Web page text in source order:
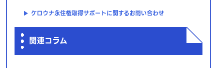
▶ ケロウナ永住権取得サポートに関するお問い合わせ
関連コラム